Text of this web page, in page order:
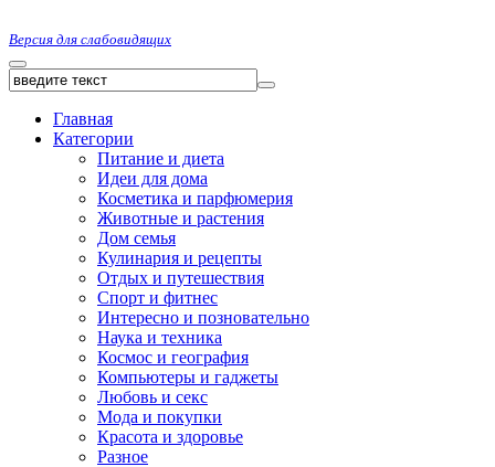
Версия для слабовидящих
Главная
Категории
Питание и диета
Идеи для дома
Косметика и парфюмерия
Животные и растения
Дом семья
Кулинария и рецепты
Отдых и путешествия
Спорт и фитнес
Интересно и позновательно
Наука и техника
Космос и география
Компьютеры и гаджеты
Любовь и секс
Мода и покупки
Красота и здоровье
Разное